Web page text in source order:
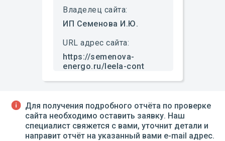
https://semenova-
energo.ru/leela-cont
ИП Семенова И.Ю.
URL адрес сайта:
Владелец сайта:
Для получения подробного отчёта по проверке
сайта необходимо оставить заявку. Наш
специалист свяжется с вами, уточнит детали и
направит отчёт на указанный вами e-mail адрес.